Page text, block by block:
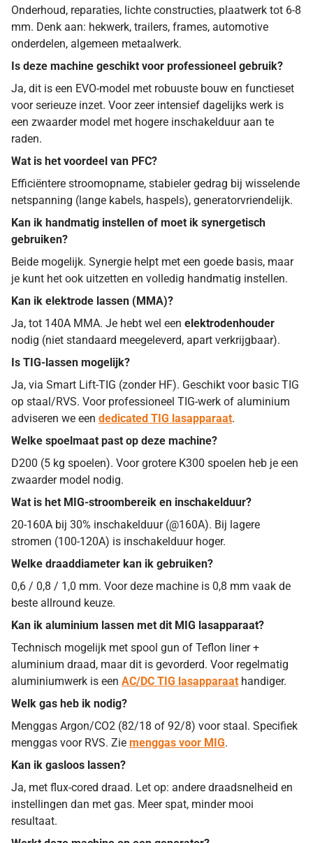
Onderhoud, reparaties, lichte constructies, plaatwerk tot 6-8
mm. Denk aan: hekwerk, trailers, frames, automotive
onderdelen, algemeen metaalwerk.
Is deze machine geschikt voor professioneel gebruik?
Ja, dit is een EVO-model met robuuste bouw en functieset
voor serieuze inzet. Voor zeer intensief dagelijks werk is
een zwaarder model met hogere inschakelduur aan te
raden.
Wat is het voordeel van PFC?
Efficiëntere stroomopname, stabieler gedrag bij wisselende
netspanning (lange kabels, haspels), generatorvriendelijk.
Kan ik handmatig instellen of moet ik synergetisch
gebruiken?
Beide mogelijk. Synergie helpt met een goede basis, maar
je kunt het ook uitzetten en volledig handmatig instellen.
Kan ik elektrode lassen (MMA)?
Ja, tot 140A MMA. Je hebt wel een elektrodenhouder
nodig (niet standaard meegeleverd, apart verkrijgbaar).
Is TIG-lassen mogelijk?
Ja, via Smart Lift-TIG (zonder HF). Geschikt voor basic TIG
op staal/RVS. Voor professioneel TIG-werk of aluminium
adviseren we een dedicated TIG lasapparaat.
Welke spoelmaat past op deze machine?
D200 (5 kg spoelen). Voor grotere K300 spoelen heb je een
zwaarder model nodig.
Wat is het MIG-stroombereik en inschakelduur?
20-160A bij 30% inschakelduur (@160A). Bij lagere
stromen (100-120A) is inschakelduur hoger.
Welke draaddiameter kan ik gebruiken?
0,6 / 0,8 / 1,0 mm. Voor deze machine is 0,8 mm vaak de
beste allround keuze.
Kan ik aluminium lassen met dit MIG lasapparaat?
Technisch mogelijk met spool gun of Teflon liner +
aluminium draad, maar dit is gevorderd. Voor regelmatig
aluminiumwerk is een AC/DC TIG lasapparaat handiger.
Welk gas heb ik nodig?
Menggas Argon/CO2 (82/18 of 92/8) voor staal. Specifiek
menggas voor RVS. Zie menggas voor MIG.
Kan ik gasloos lassen?
Ja, met flux-cored draad. Let op: andere draadsnelheid en
instellingen dan met gas. Meer spat, minder mooi
resultaat.